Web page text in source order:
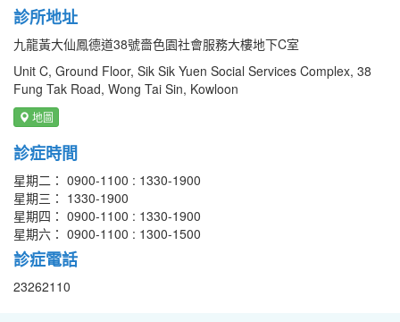
診所地址
九龍黃大仙鳳德道38號嗇色園社會服務大樓地下C室
Unit C, Ground Floor, Sik Sik Yuen Social Services Complex, 38
Fung Tak Road, Wong Tai Sin, Kowloon
地圖
診症時間
星期二： 0900-1100 : 1330-1900
星期三： 1330-1900
星期四： 0900-1100 : 1330-1900
星期六： 0900-1100 : 1300-1500
診症電話
23262110